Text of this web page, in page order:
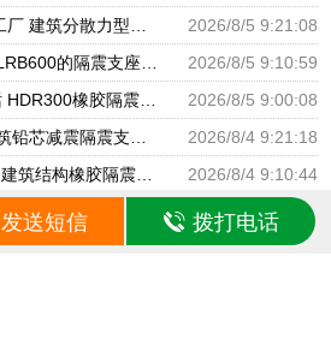
建筑减隔震支座生产源头工厂 建筑分散力型隔震支座源头工厂 LNR1000天然橡胶隔震支座多少钱
2026/8/5 9:21:08
圆形高阻尼隔震支座厂家 LRB600的隔震支座源头工厂 隔震减震隔震支座源头工厂
2026/8/5 9:10:59
LNR500隔震支座厂家电话 HDR300橡胶隔震支座厂家 建筑隔震橡胶支座加工
2026/8/5 9:00:08
楼房建筑建筑隔震支座 建筑铅芯减震隔震支座生产厂家 阻尼隔震橡胶支座
2026/8/4 9:21:18
HDR1100高阻尼隔震支座 建筑结构橡胶隔震支座什么价格 HDR500高阻尼橡胶隔震支座生产厂家
2026/8/4 9:10:44
2026/8/4 9:00:24
橡胶隔震支座哪家好 LRB500隔震支座 预制高阻尼橡胶隔震支座源头工厂
2026/8/3 9:20:42
发送短信 拨打电话